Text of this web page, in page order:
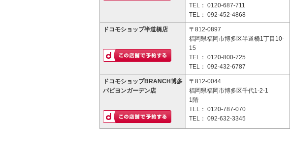
TEL： 0120-687-711
TEL： 092-452-4868
ドコモショップ半道橋店
〒812-0897
福岡県福岡市博多区半道橋1丁目10-
15
TEL： 0120-800-725
TEL： 092-432-6787
ドコモショップBRANCH博多
パピヨンガーデン店
〒812-0044
福岡県福岡市博多区千代1-2-1
1階
TEL： 0120-787-070
TEL： 092-632-3345